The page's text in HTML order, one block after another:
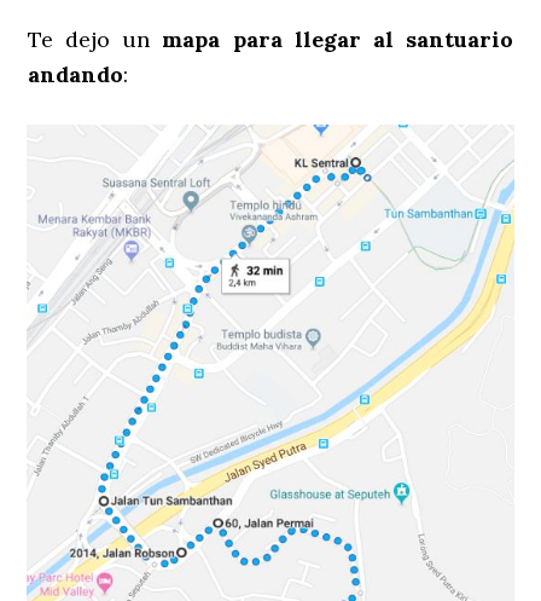
Te dejo un mapa para llegar al santuario
andando: